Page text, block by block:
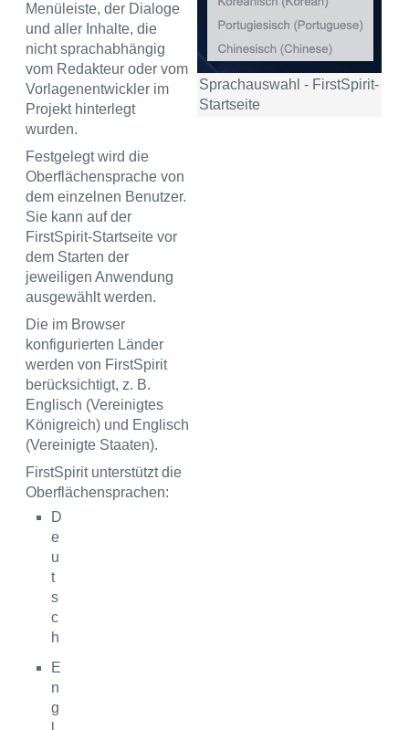
Sprachauswahl - FirstSpirit-
Startseite
Menüleiste, der Dialoge
und aller Inhalte, die
nicht sprachabhängig
vom Redakteur oder vom
Vorlagenentwickler im
Projekt hinterlegt
wurden.
Festgelegt wird die
Oberflächensprache von
dem einzelnen Benutzer.
Sie kann auf der
FirstSpirit-Startseite vor
dem Starten der
jeweiligen Anwendung
ausgewählt werden.
Die im Browser
konfigurierten Länder
werden von FirstSpirit
berücksichtigt, z. B.
Englisch (Vereinigtes
Königreich) und Englisch
(Vereinigte Staaten).
FirstSpirit unterstützt die
Oberflächensprachen:
D
e
u
t
s
c
h
E
n
g